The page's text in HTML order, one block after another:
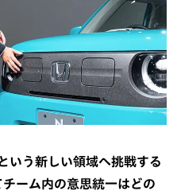
いう新しい領域へ挑戦する
ーム内の意思統一はどの